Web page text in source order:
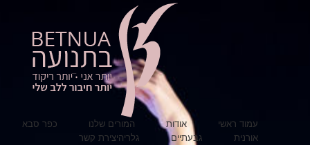
עמוד ראשי אודות המורים שלנו
כפר סבא
אורנית
גבעתיים גלריהיצירת קשר